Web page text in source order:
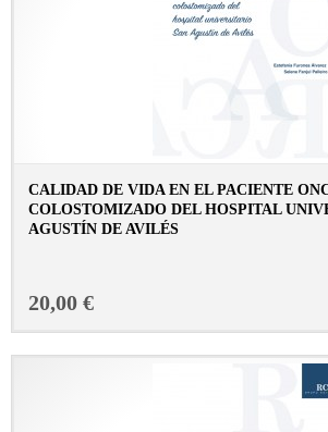
CALIDAD DE VIDA EN EL PACIENTE
COLOSTOMIZADO DEL HOSPITAL
AGUSTÍN DE AVILÉS
20,00 €